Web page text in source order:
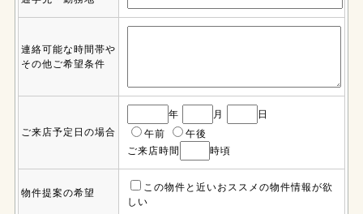
連絡可能な時間帯や
その他ご希望条件
ご来店予定日の場合
年 月
日
午前
午後
ご来店時間
時頃
物件提案の希望
この物件と近いおススメの物件情報が欲
しい